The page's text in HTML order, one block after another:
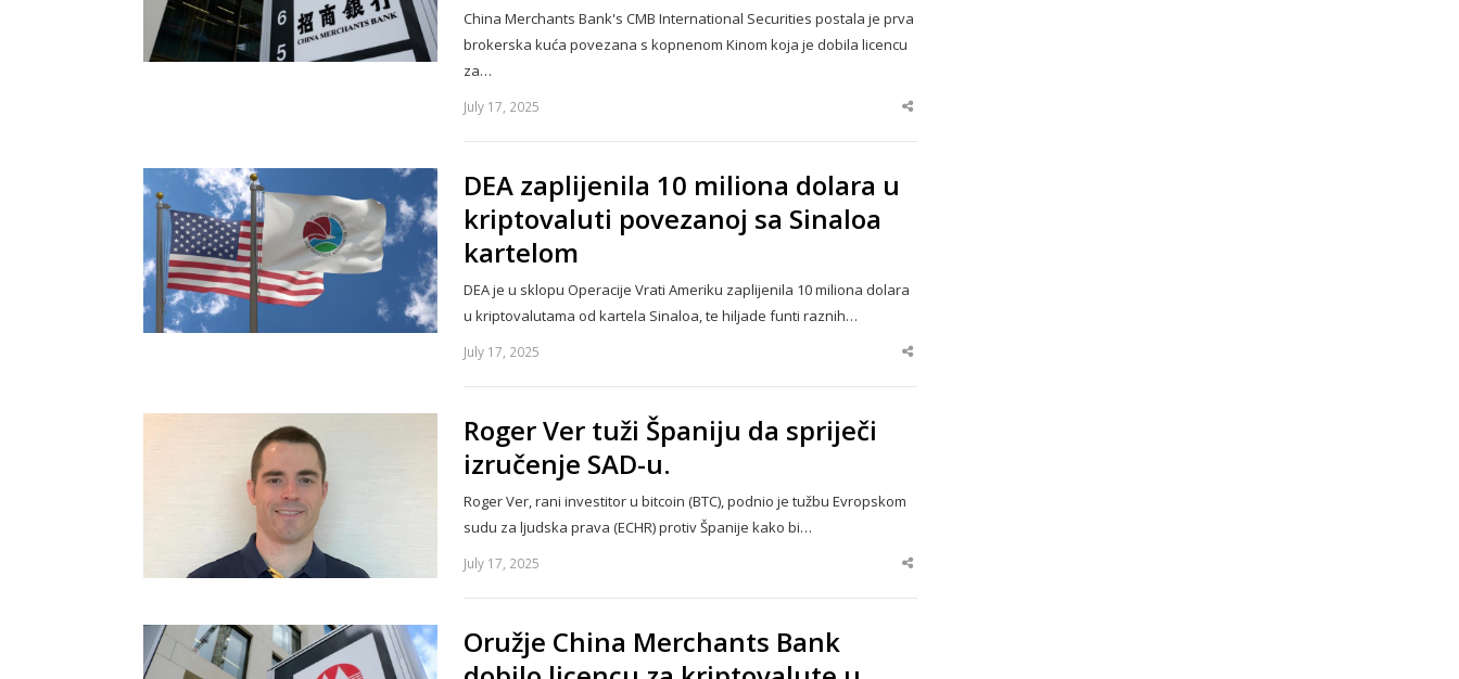
China Merchants Bank's CMB International Securities postala je prva
brokerska kuća povezana s kopnenom Kinom koja je dobila licencu
za…
July 17, 2025
Share
DEA zaplijenila 10 miliona dolara u
kriptovaluti povezanoj sa Sinaloa
kartelom
DEA je u sklopu Operacije Vrati Ameriku zaplijenila 10 miliona dolara
u kriptovalutama od kartela Sinaloa, te hiljade funti raznih…
July 17, 2025
Share
Roger Ver tuži Španiju da spriječi
izručenje SAD-u.
Roger Ver, rani investitor u bitcoin (BTC), podnio je tužbu Evropskom
sudu za ljudska prava (ECHR) protiv Španije kako bi…
July 17, 2025
Share
Oružje China Merchants Bank